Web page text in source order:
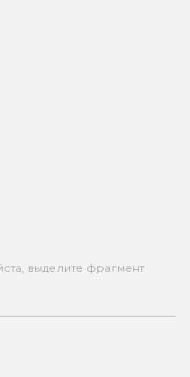
выделите фрагмент